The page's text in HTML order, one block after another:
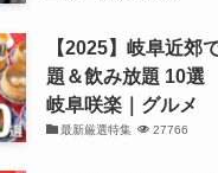
【2025】岐阜近郊
題＆飲み放題 10選
岐阜咲楽｜グルメ
最新厳選特集 27766